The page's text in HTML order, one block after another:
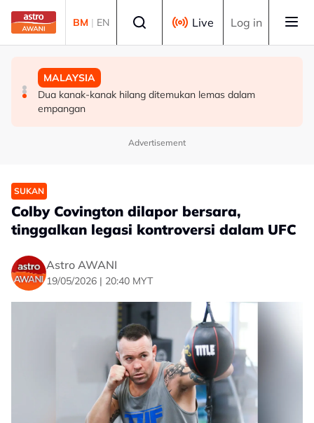
Skip to main content
BM | EN Live Log in
MALAYSIA
Kapal LMSB2 ketiga dilancarkan, dinamakan Tunku
Osman Jewa
TEKNOLOGI
ByteDance latih model AI 10 trilion parameter, sasar
saingi Anthropic
MALAYSIA
Dua kanak-kanak hilang ditemukan lemas dalam
empangan
Advertisement
SUKAN
Colby Covington dilapor bersara,
tinggalkan legasi kontroversi dalam UFC
Astro AWANI
19/05/2026 | 20:40 MYT